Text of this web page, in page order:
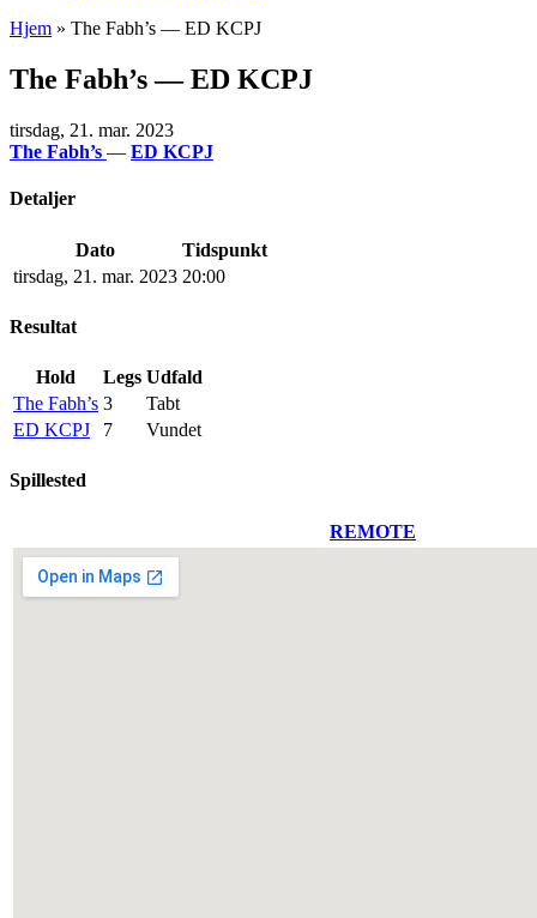
Hjem » The Fabh’s — ED KCPJ
The Fabh’s — ED KCPJ
tirsdag, 21. mar. 2023
The Fabh’s — ED KCPJ
Detaljer
Dato
Tidspunkt
tirsdag, 21. mar. 2023 20:00
Resultat
Hold Legs Udfald
The Fabh’s 3
Tabt
ED KCPJ
7 Vundet
Spillested
REMOTE